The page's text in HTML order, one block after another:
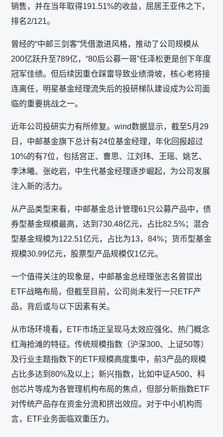
销售，并在当年取得191.51%的收益，屈居王亚伟之下，
排名2/121。
曾经的“中邮三剑客”凭借激进风格，推动了公司规模从
200亿跃升至789亿，“80后公募一哥”任泽松更是创下年度
冠军佳绩。但后续因重仓踩雷导致业绩滑坡，核心老将接
连离任，明星基金经理流失后的投研梯队建设成为公司面
临的重要挑战之一。
近年公司投研实力有所修复。wind数据显示，截至5月29
日，中邮基金旗下总计有24位基金经理，年化回报超过
10%的有7位，包括宫正、曹思、江刘玮、王瑶、姚艺、
李沐曦、张屹岩，中生代基金经理逐步崛起，为公司发展
注入新的活力。
从产品类型来看，中邮基金总计管理61只公募产品中，债
券型基金规模最高，达到730.48亿元，占比82.5%；混合
型基金规模为122.51亿元，占比为13，84%；货币型基金
规模30.99亿元，股票型产品规模仅1亿元。
一个值得关注的现象是，中邮基金总经理张志名曾提出
ETF战略布局，但截至目前，公司尚未发行一只ETF产
品，背后或与以下因素有关。
从市场环境看，ETF市场正呈现马太效应强化、热门概念
红海抢滩的特征。传统规模指数（沪深300、上证50等）
及行业主题指数下的ETF规模高度集中，前3产品的规模
占比多达到80%及以上；新兴指数，比如中证A500、科
创芯片等成为各管理机构布局的焦点，但部分新指数ETF
对传统产品存在资金分流和挤出效应。对于中小机构而
言，ETF业务面临双重压力。